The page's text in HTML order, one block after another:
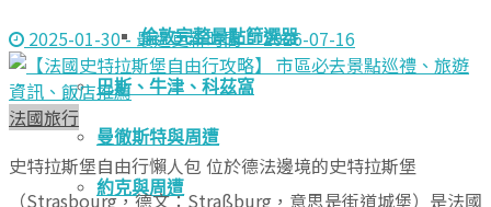
倫敦完整景點篩選器
巴斯、牛津、科茲窩
曼徹斯特與周遭
約克與周遭
2025-01-30 - 最近更新時間： 2026-07-16
法國旅行
史特拉斯堡自由行懶人包 位於德法邊境的史特拉斯堡
（Strasbourg，德文：Straßburg，意思是街道城堡）是法國